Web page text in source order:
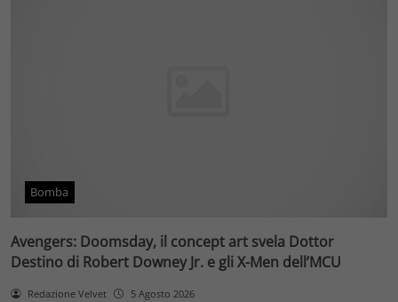
Bomba
Avengers: Doomsday, il concept art svela Dottor
Destino di Robert Downey Jr. e gli X-Men dell’MCU
Redazione Velvet 5 Agosto 2026